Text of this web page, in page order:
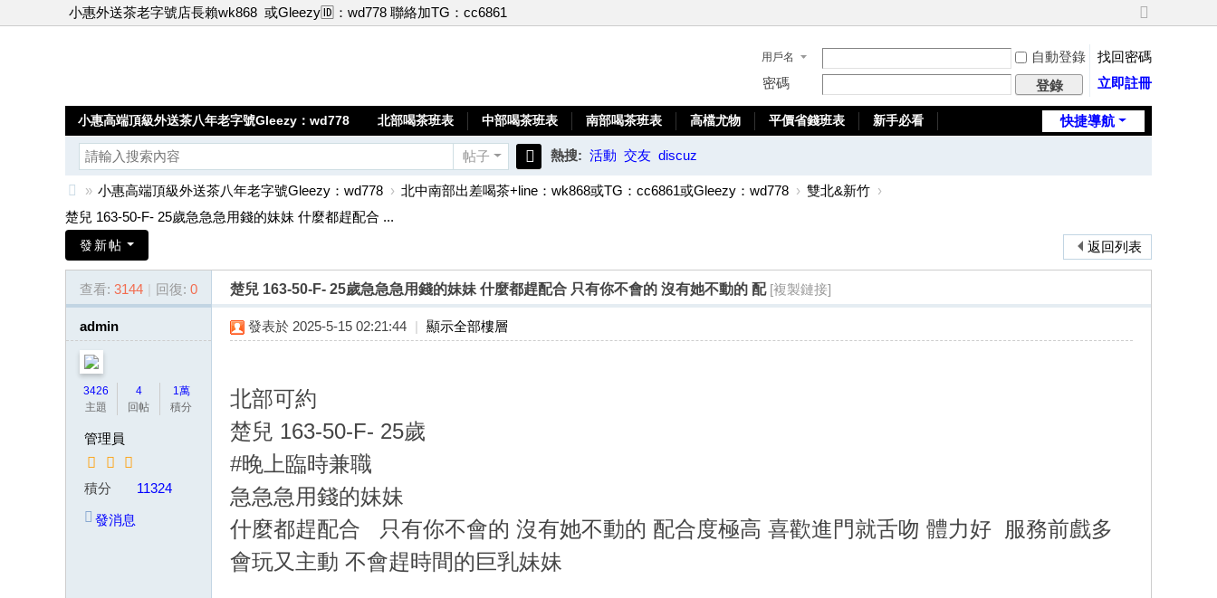
小惠外送茶老字號店長賴wk868 或Gleezy🆔：wd778 聯絡加TG：cc6861
切
到
寬
版
用戶名 自動登錄
找回密碼
密碼
登錄 立即註冊
快捷導航
小惠高端頂級外送茶八年老字號Gleezy：wd778 北部喝茶班表 中部喝茶班表 南部喝茶班表 高檔尤物 平價省錢班表
新手必看
帖子 熱搜: 活動 交友 discuz
小
高
» 小惠高端頂級外送茶八年老字號Gleezy：wd778 › 北中南部出差喝茶+line：wk868或TG：cc6861或Gleezy：wd778 › 雙北&新竹 ›
楚兒 163-50-F- 25歲急急急用錢的妹妹 什麼都趕配合 ...
返回列表
發新帖
查看: 3144 | 回復: 0 楚兒 163-50-F- 25歲急急急用錢的妹妹 什麼都趕配合 只有你不會的 沒有她不動的 配 [複製鏈接]
admin
3426
主題
4
回帖
1萬
積分
管理員
積分 11324
發消息
發表於 2025-5-15 02:21:44 | 顯示全部樓層
北部可約
楚兒 163-50-F- 25歲
#晚上臨時兼職
急急急用錢的妹妹
什麼都趕配合 只有你不會的 沒有她不動的 配合度極高 喜歡進門就舌吻 體力好 服務前戲多
會玩又主動 不會趕時間的巨乳妹妹